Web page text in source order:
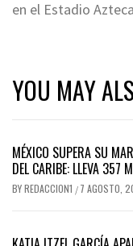
en el Estadio
YOU MAY
MÉXICO SUPERA SU
DEL CARIBE: LLEVA 357
BYREDACCION1 / 7 AGOSTO,